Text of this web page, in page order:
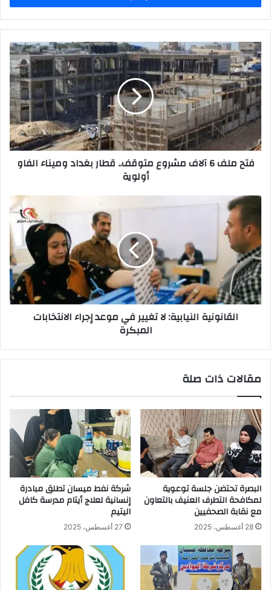
فتح
ملف
6
آلاف
مشروع
متوقف..
قطار
بغداد
وميناء
الفاو
فتح ملف 6 آلاف مشروع متوقف.. قطار بغداد وميناء الفاو
أولوية
القانونية
لا
تغيير
في
موعد
إجراء
الانتخابات
المبكرة
القانونية النيابية: لا تغيير في موعد إجراء الانتخابات
المبكرة
مقالات ذات صلة
البصرة تحتضن جلسة توعوية
لمكافحة التطرف العنيف بالتعاون
مع نقابة الصحفيين
28 أغسطس، 2025
شركة نفط ميسان تطلق مبادرة
إنسانية لعلاج أيتام مدرسة كافل
اليتيم
27 أغسطس، 2025